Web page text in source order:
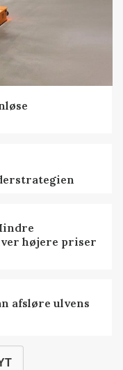
højere priser
afsløre ulvens